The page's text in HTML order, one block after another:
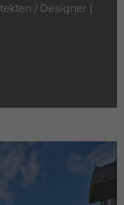
/ Designer |